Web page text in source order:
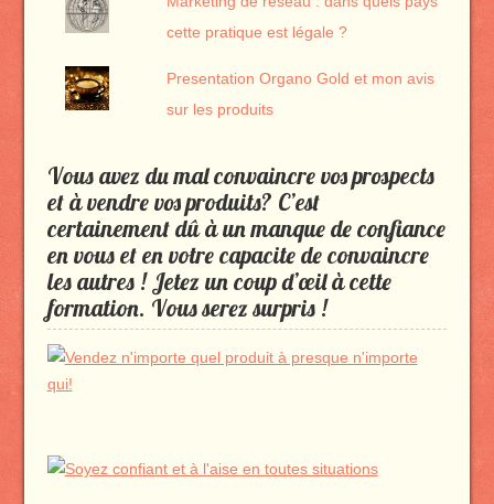
cette pratique est légale ?
Presentation Organo Gold et mon avis
sur les produits
Vous avez du mal convaincre vos prospects
et à vendre vos produits? C’est
certainement dû à un manque de confiance
en vous et en votre capacite de convaincre
les autres ! Jetez un coup d’œil à cette
formation. Vous serez surpris !